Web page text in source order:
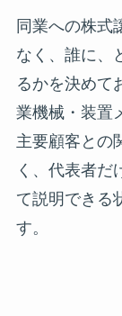
同業への株式
なく、誰に、
るかを決めて
業機械・装置
主要顧客との
く、代表者だ
て説明できる
す。